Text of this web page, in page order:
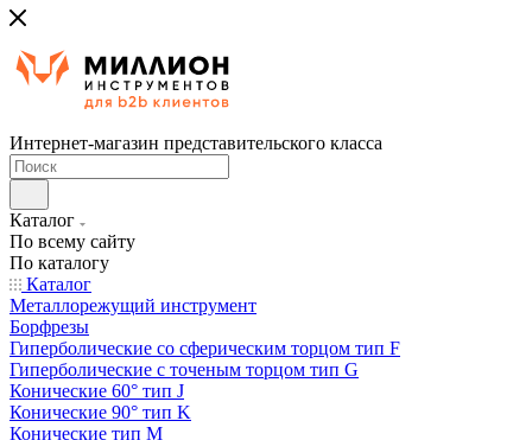
Интернет-магазин представительского класса
Каталог
По всему сайту
По каталогу
Каталог
Металлорежущий инструмент
Борфрезы
Гиперболические cо сферическим торцом тип F
Гиперболические с точеным торцом тип G
Конические 60° тип J
Конические 90° тип K
Конические тип M